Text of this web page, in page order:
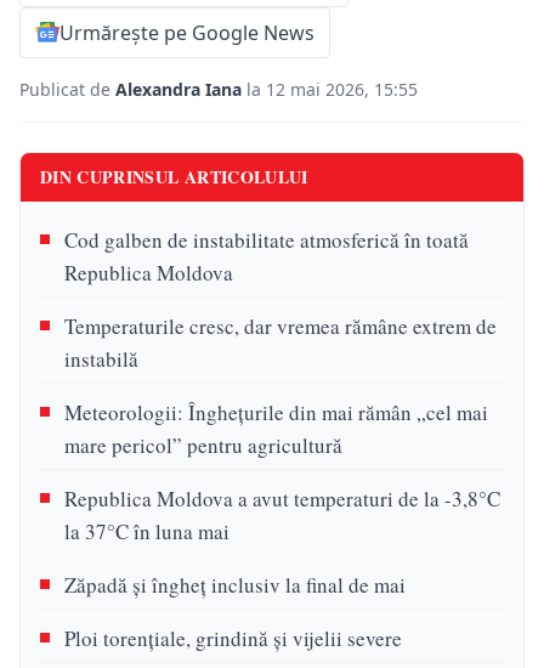
Urmărește pe Google News
Publicat de Alexandra Iana la 12 mai 2026, 15:55
DIN CUPRINSUL ARTICOLULUI
Cod galben de instabilitate atmosferică în toată
Republica Moldova
Temperaturile cresc, dar vremea rămâne extrem de
instabilă
Meteorologii: Înghețurile din mai rămân „cel mai
mare pericol” pentru agricultură
Republica Moldova a avut temperaturi de la -3,8°C
la 37°C în luna mai
Zăpadă și îngheț inclusiv la final de mai
Ploi torențiale, grindină și vijelii severe